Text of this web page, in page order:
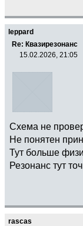
leppard
Re: Квазирезонанс
15.02.2026, 21:05
Схема не
Не понятен
Тут больше
Резонанс тут
rascas